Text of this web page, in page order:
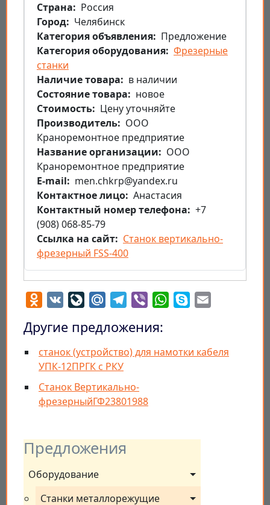
Предложения
Оборудование
Станки металлорежущие
Страна
Россия
Город
Челябинск
Категория объявления
Предложение
Категория оборудования Фрезерные
станки
Наличие товара
в наличии
Состояние товара
новое
Стоимость
Цену уточняйте
Производитель
ООО
Краноремонтное предприятие
Название организации
ООО
Краноремонтное предприятие
E-mail
men.chkrp@yandex.ru
Контактное лицо Анастасия
Контактный номер телефона
+7
(908) 068-85-79
Ссылка на сайт
Станок вертикально-
фрезерный FSS-400
Odnoklassniki
VK LiveJournal
Mail.RuTelegram
Viber WhatsApp
Skype
Другие предложения:
станок (устройство) для намотки кабеля
УПК-12ПРГК с РКУ
Станок Вертикально-
фрезерныйГФ23801988